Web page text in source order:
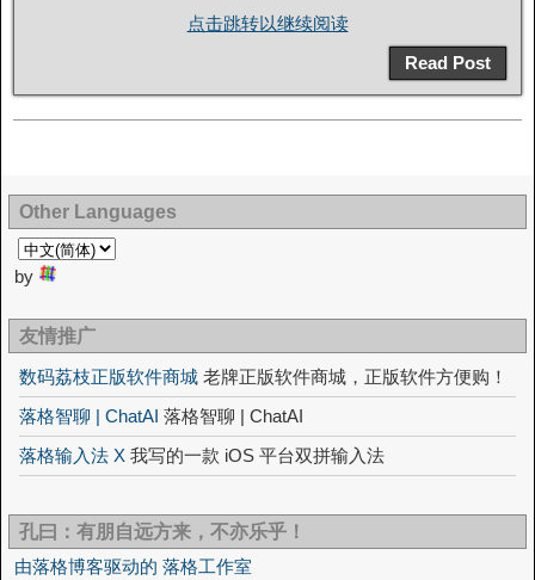
点击跳转以继续阅读
Read Post
Other Languages
by
友情推广
数码荔枝正版软件商城 老牌正版软件商城，正版软件方便购！
落格智聊 | ChatAI 落格智聊 | ChatAI
落格输入法 X 我写的一款 iOS 平台双拼输入法
孔曰：有朋自远方来，不亦乐乎！
由落格博客驱动的 落格工作室